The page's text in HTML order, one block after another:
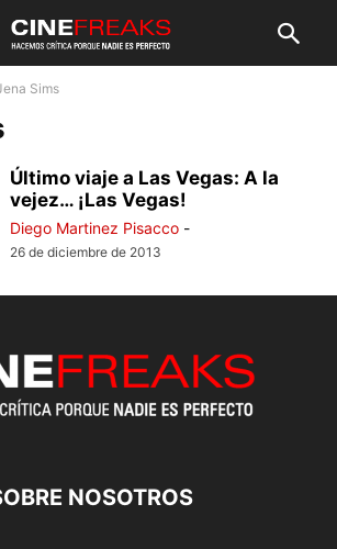
Sims
Último viaje a Las Vegas: A la
vejez… ¡Las Vegas!
Diego Martinez Pisacco -
26 de diciembre de 2013
NOSOTROS